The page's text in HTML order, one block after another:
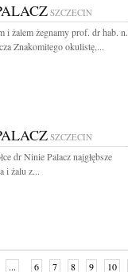
SZCZECIN
i żalem żegnamy prof. dr hab. n.
Znakomitego okulistę,...
SZCZECIN
dr Ninie Palacz najgłębsze
i żalu z...
... 6 7 8 9 10